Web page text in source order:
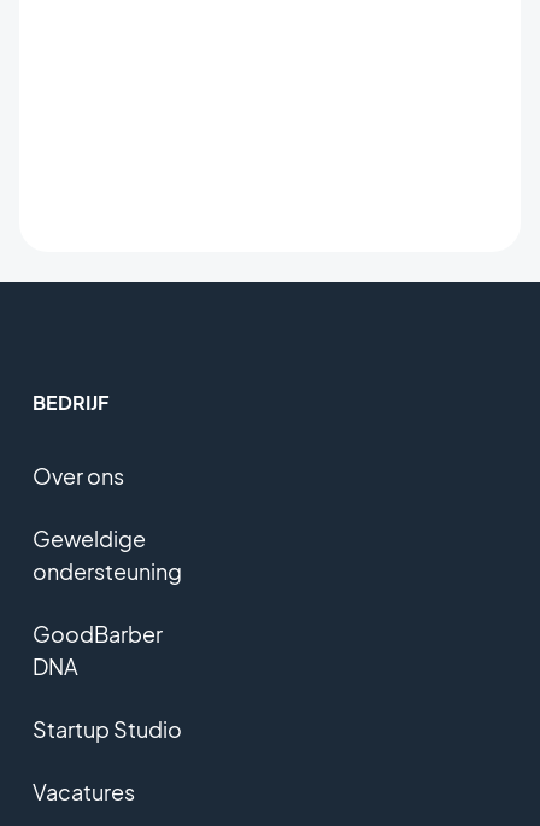
BEDRIJF
Over ons
Geweldige
ondersteuning
GoodBarber
DNA
Startup Studio
Vacatures